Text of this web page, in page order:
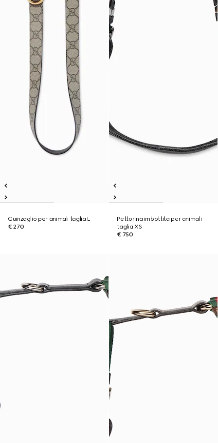
Guinzaglio per animali taglia L
€ 270
Pettorina imbottita per animali
taglia XS
€ 750